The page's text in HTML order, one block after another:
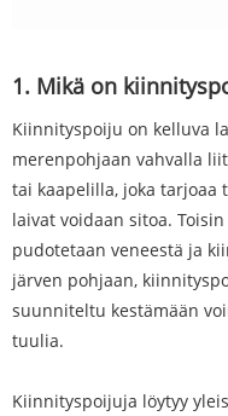
1. Mikä on
Kiinnityspoiju on kelluva
merenpohjaan vahvalla
tai kaapelilla, joka tarjoaa
laivat voidaan sitoa.
pudotetaan veneestä ja
järven pohjaan,
suunniteltu kestämään
tuulia.
Kiinnityspoijuja löytyy